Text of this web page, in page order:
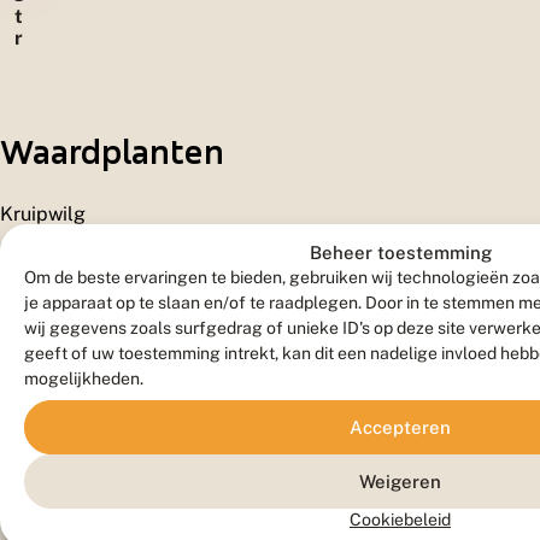
Beheer toestemming
Om de beste ervaringen te bieden, gebruiken wij technologieën
je apparaat op te slaan en/of te raadplegen. Door in te stemmen
wij gegevens zoals surfgedrag of unieke ID's op deze site
geeft of uw toestemming intrekt, kan dit een nadelige invloed
mogelijkheden.
Accepteren
Weigeren
Cookiebeleid
t
r
n
Waardplanten
Kruipwilg
en
diverse
kruidachtige
planten,
waaronder
gewone
rolklaver,
muizenoor,
walstro